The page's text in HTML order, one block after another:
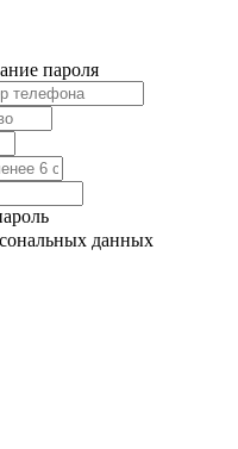
пароля
данных